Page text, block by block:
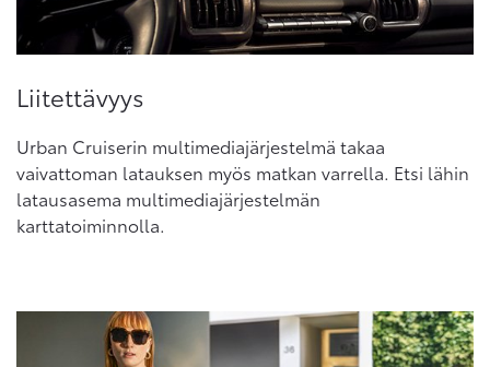
Liitettävyys
Urban Cruiserin multimediajärjestelmä takaa
vaivattoman latauksen myös matkan varrella. Etsi lähin
latausasema multimediajärjestelmän
karttatoiminnolla.